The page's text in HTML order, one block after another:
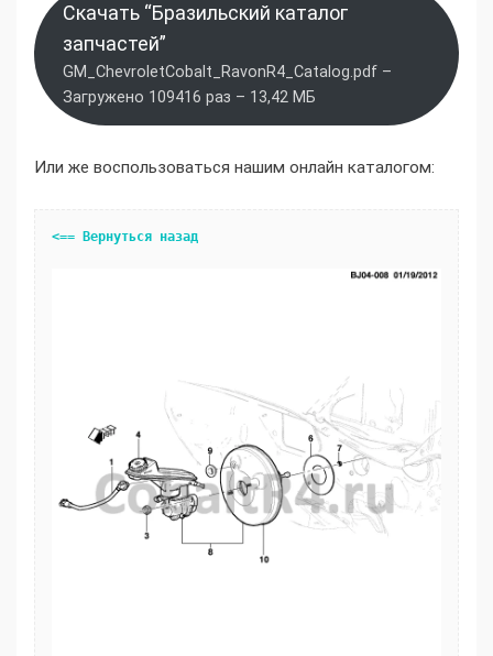
Скачать “Бразильский каталог
запчастей”
GM_ChevroletCobalt_RavonR4_Catalog.pdf –
Загружено 109416 раз – 13,42 МБ
Или же воспользоваться нашим онлайн каталогом:
<== Вернуться назад